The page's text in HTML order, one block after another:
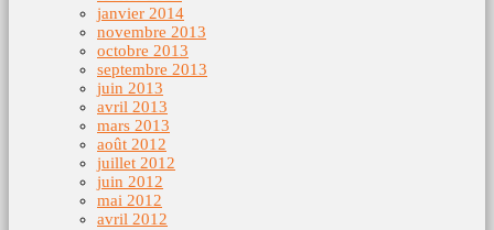
janvier 2014
novembre 2013
octobre 2013
septembre 2013
juin 2013
avril 2013
mars 2013
août 2012
juillet 2012
juin 2012
mai 2012
avril 2012